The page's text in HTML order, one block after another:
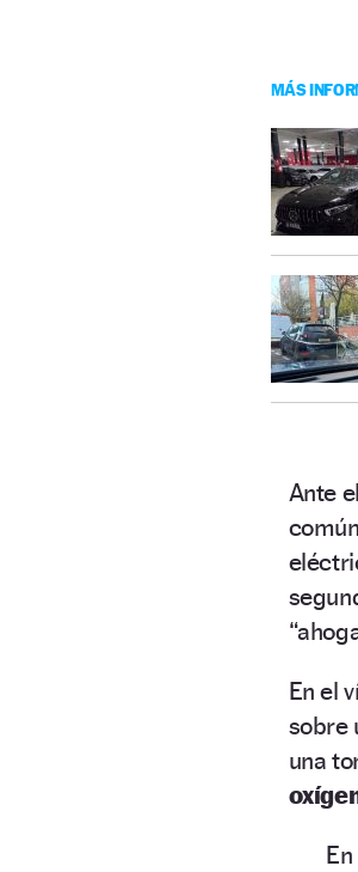
MÁS
Ante
En el
sobre
una